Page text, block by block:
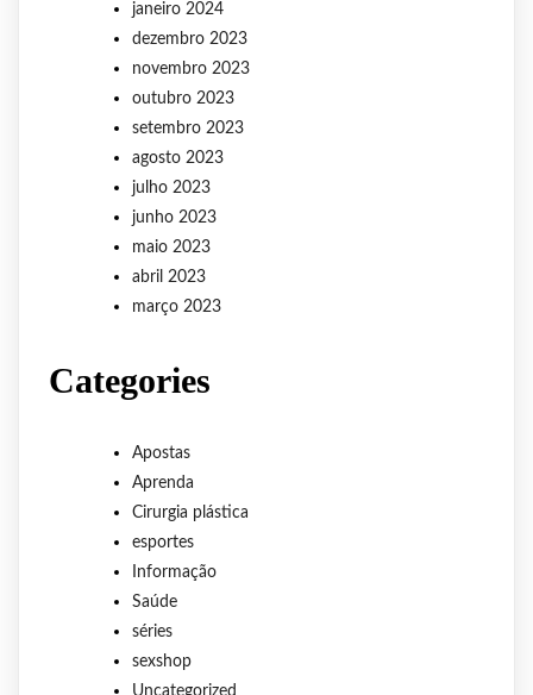
janeiro 2024
dezembro 2023
novembro 2023
outubro 2023
setembro 2023
agosto 2023
julho 2023
junho 2023
maio 2023
abril 2023
março 2023
Categories
Apostas
Aprenda
Cirurgia plástica
esportes
Informação
Saúde
séries
sexshop
Uncategorized